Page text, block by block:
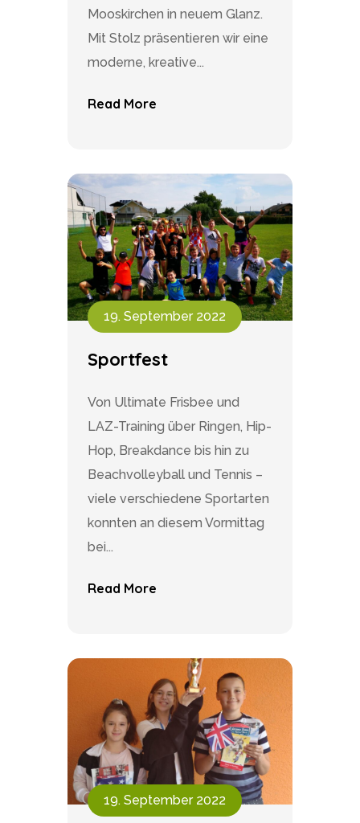
Mooskirchen in neuem Glanz.
Mit Stolz präsentieren wir eine
moderne, kreative...
Read More
19. September 2022
Sportfest
Von Ultimate Frisbee und
LAZ-Training über Ringen, Hip-
Hop, Breakdance bis hin zu
Beachvolleyball und Tennis –
viele verschiedene Sportarten
konnten an diesem Vormittag
bei...
Read More
19. September 2022